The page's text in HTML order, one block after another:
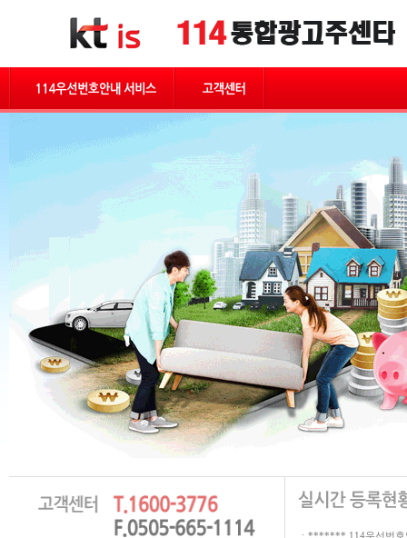
ㆍ******* 114우선번호